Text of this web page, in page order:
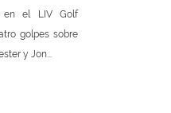
en el LIV Golf
golpes sobre
y Jon...